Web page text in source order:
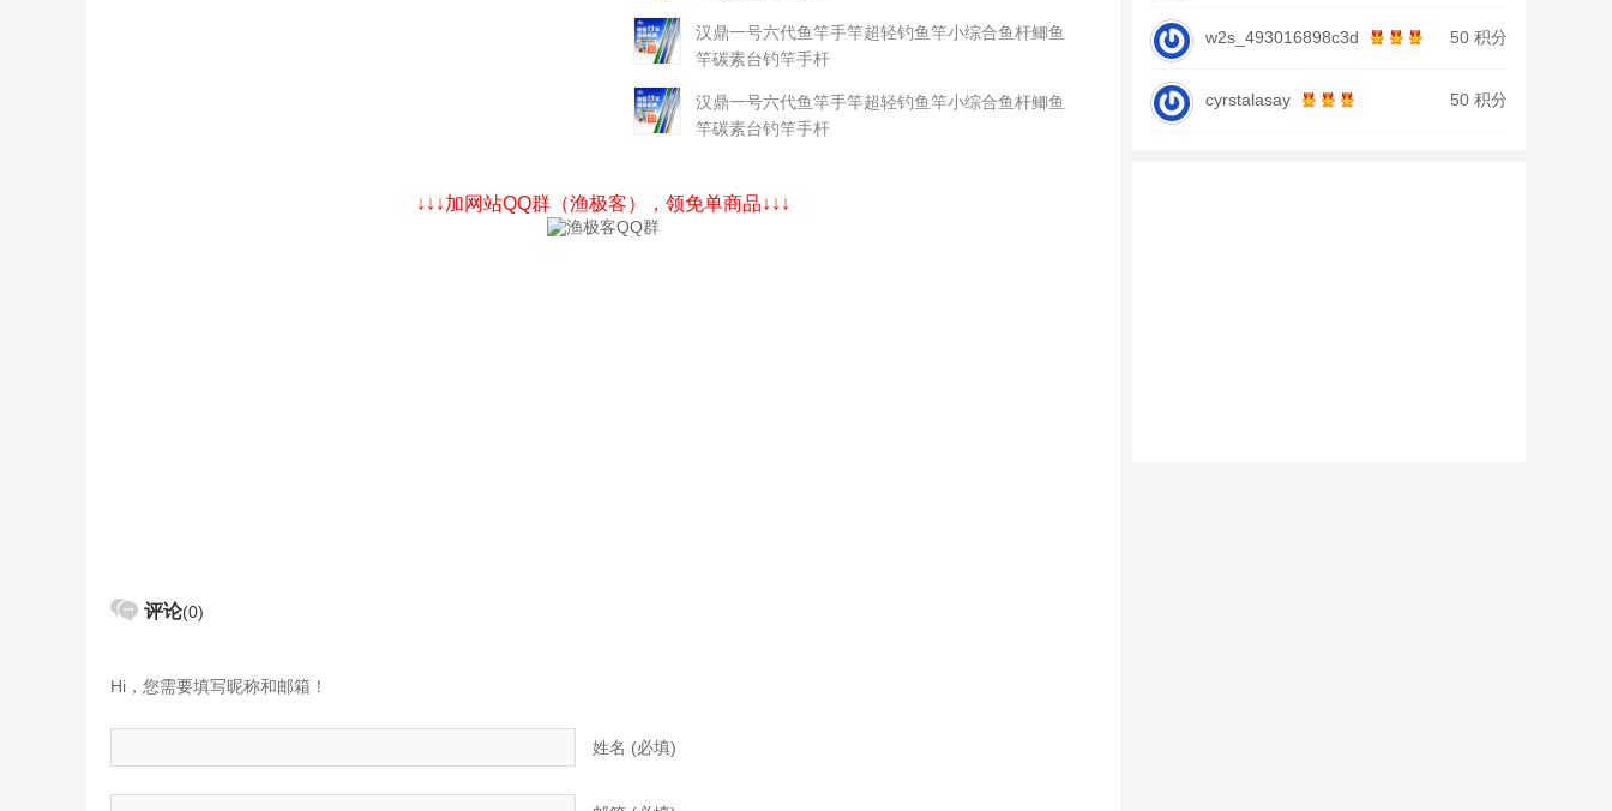
汉鼎一号六代鱼竿手竿超轻钓鱼竿小综合鱼杆鲫鱼
竿碳素台钓竿手杆
汉鼎一号六代鱼竿手竿超轻钓鱼竿小综合鱼杆鲫鱼
竿碳素台钓竿手杆
↓↓↓加网站QQ群（渔极客），领免单商品↓↓↓
评论(0)
Hi，您需要填写昵称和邮箱！
姓名 (必填)
w2s_493016898c3d 50 积分
cyrstalasay 50 积分